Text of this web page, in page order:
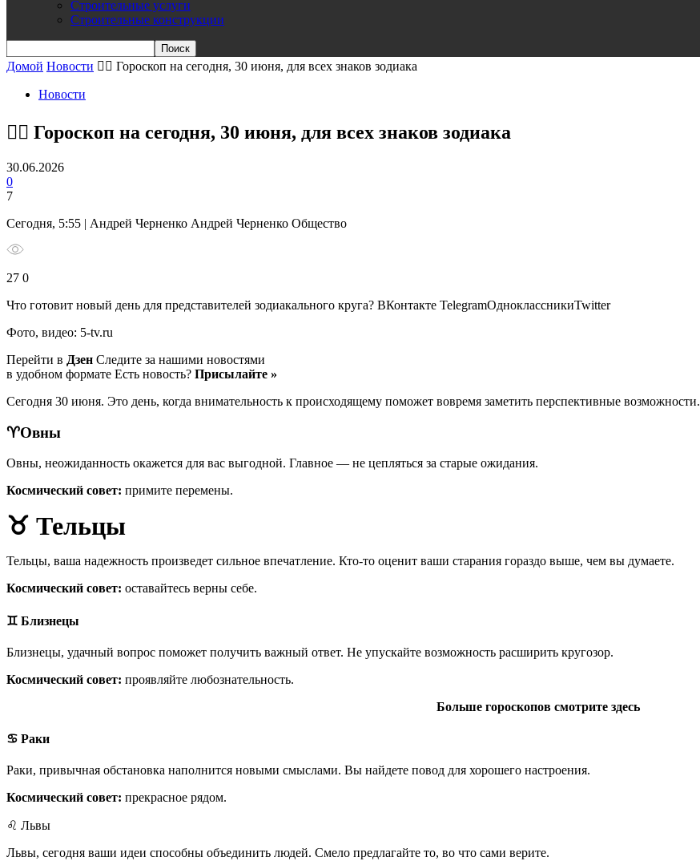
Строительные услуги
Строительные конструкции
Домой Новости 🧙‍♀ Гороскоп на сегодня, 30 июня, для всех знаков зодиака
Новости
🧙‍♀ Гороскоп на сегодня, 30 июня, для всех знаков зодиака
30.06.2026
0
7
Сегодня, 5:55 | Андрей Черненко Андрей Черненко Общество
27 0
Что готовит новый день для представителей зодиакального круга? ВКонтакте TelegramОдноклассникиTwitter
Фото, видео: 5-tv.ru
Перейти в Дзен Следите за нашими новостями
в удобном формате Есть новость? Присылайте »
Сегодня 30 июня. Это день, когда внимательность к происходящему поможет вовремя заметить перспективные возможности.
♈️Овны
Овны, неожиданность окажется для вас выгодной. Главное — не цепляться за старые ожидания.
Космический совет: примите перемены.
♉ Тельцы
Тельцы, ваша надежность произведет сильное впечатление. Кто-то оценит ваши старания гораздо выше, чем вы думаете.
Космический совет: оставайтесь верны себе.
♊ Близнецы
Близнецы, удачный вопрос поможет получить важный ответ. Не упускайте возможность расширить кругозор.
Космический совет: проявляйте любознательность.
Больше гороскопов смотрите здесь
♋ Раки
Раки, привычная обстановка наполнится новыми смыслами. Вы найдете повод для хорошего настроения.
Космический совет: прекрасное рядом.
♌ Львы
Львы, сегодня ваши идеи способны объединить людей. Смело предлагайте то, во что сами верите.